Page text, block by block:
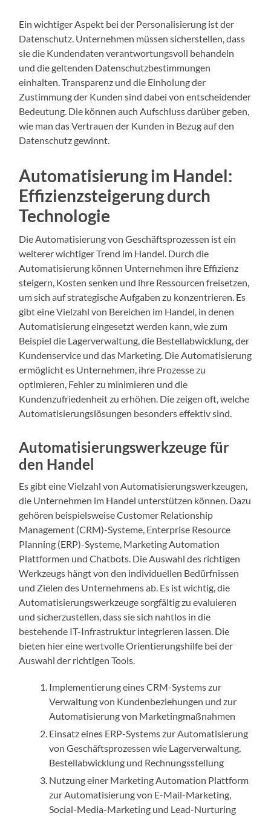
Ein wichtiger Aspekt bei der Personalisierung ist der
Datenschutz. Unternehmen müssen sicherstellen, dass
sie die Kundendaten verantwortungsvoll behandeln
und die geltenden Datenschutzbestimmungen
einhalten. Transparenz und die Einholung der
Zustimmung der Kunden sind dabei von entscheidender
Bedeutung. Die können auch Aufschluss darüber geben,
wie man das Vertrauen der Kunden in Bezug auf den
Datenschutz gewinnt.
Automatisierung im Handel:
Effizienzsteigerung durch
Technologie
Die Automatisierung von Geschäftsprozessen ist ein
weiterer wichtiger Trend im Handel. Durch die
Automatisierung können Unternehmen ihre Effizienz
steigern, Kosten senken und ihre Ressourcen freisetzen,
um sich auf strategische Aufgaben zu konzentrieren. Es
gibt eine Vielzahl von Bereichen im Handel, in denen
Automatisierung eingesetzt werden kann, wie zum
Beispiel die Lagerverwaltung, die Bestellabwicklung, der
Kundenservice und das Marketing. Die Automatisierung
ermöglicht es Unternehmen, ihre Prozesse zu
optimieren, Fehler zu minimieren und die
Kundenzufriedenheit zu erhöhen. Die zeigen oft, welche
Automatisierungslösungen besonders effektiv sind.
Automatisierungswerkzeuge für
den Handel
Es gibt eine Vielzahl von Automatisierungswerkzeugen,
die Unternehmen im Handel unterstützen können. Dazu
gehören beispielsweise Customer Relationship
Management (CRM)-Systeme, Enterprise Resource
Planning (ERP)-Systeme, Marketing Automation
Plattformen und Chatbots. Die Auswahl des richtigen
Werkzeugs hängt von den individuellen Bedürfnissen
und Zielen des Unternehmens ab. Es ist wichtig, die
Automatisierungswerkzeuge sorgfältig zu evaluieren
und sicherzustellen, dass sie sich nahtlos in die
bestehende IT-Infrastruktur integrieren lassen. Die
bieten hier eine wertvolle Orientierungshilfe bei der
Auswahl der richtigen Tools.
Implementierung eines CRM-Systems zur
Verwaltung von Kundenbeziehungen und zur
Automatisierung von Marketingmaßnahmen
Einsatz eines ERP-Systems zur Automatisierung
von Geschäftsprozessen wie Lagerverwaltung,
Bestellabwicklung und Rechnungsstellung
Nutzung einer Marketing Automation Plattform
zur Automatisierung von E-Mail-Marketing,
Social-Media-Marketing und Lead-Nurturing